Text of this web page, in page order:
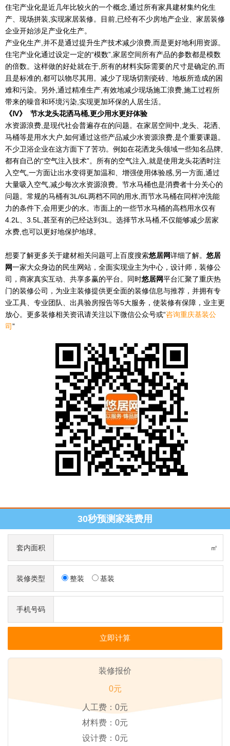
住宅产业化是近几年比较火的一个概念,通过所有家具建材集约化生
产、现场拼装,实现家居装修。目前,已经有不少房地产企业、家居装修
企业开始涉足产业化生产。
产业化生产,并不是通过提升生产技术减少浪费,而是更好地利用资源。
住宅产业化通过设定一定的“模数”,家居空间所有产品的参数都是模数
的倍数。这样做的好处就在于,所有的材料实际需要的尺寸是确定的,而
且是标准的,都可以物尽其用。减少了现场切割瓷砖、地板所造成的困
难和污染。另外,通过精准生产,有效地减少现场施工浪费,施工过程所
带来的噪音和环境污染,实现更加环保的人居生活。
《Ⅳ》
节水龙头花洒马桶,更少用水更好体验
水资源浪费,是现代社会普遍存在的问题。在家居空间中,龙头、花洒、
马桶等是用水大户,如何通过这些产品减少水资源浪费,是个重要课题。
不少卫浴企业在这方面下了苦功。例如在花洒龙头领域一些知名品牌,
都有自己的“空气注入技术”。所有的空气注入,就是使用龙头花洒时注
入空气,一方面让出水变得更加温和、增强使用体验感,另一方面,通过
大量吸入空气,减少每次水资源浪费。节水马桶也是消费者十分关心的
问题。常规的马桶有3L/6L两档不同的用水,而节水马桶在同样冲洗能
力的条件下,会用更少的水。市面上的一些节水马桶的高档用水仅有
4.2L、3.5L,甚至有的已经达到3L。选择节水马桶,不仅能够减少居家
水费,也可以更好地保护地球。
想要了解更多关于建材相关问题可上百度搜索悠居网详细了解。 悠居
网一家大众身边的民生网站，全面实现业主为中心，设计师，装修公
司，商家真实互动、共享多赢的平台。同时悠居网平台汇聚了重庆热
门的装修公司，为业主装修提供更全面的装修信息与推荐，并拥有专
业工具、专业团队、出具验房报告等5大服务，使装修有保障，业主更
放心。更多装修相关资讯请关注以下微信公众号或“咨询重庆基装公
司”
30秒预测家装费用
套内面积 ㎡
装修类型 整装 基装
手机号码
装修报价
0元
人工费： 0元
材料费： 0元
设计费： 0元